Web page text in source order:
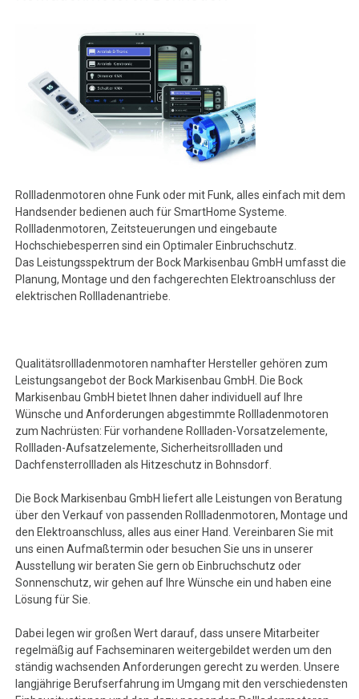
Rollladenmotoren ohne Funk oder mit Funk, alles einfach mit dem
Handsender bedienen auch für SmartHome Systeme.
Rollladenmotoren, Zeitsteuerungen und eingebaute
Hochschiebesperren sind ein Optimaler Einbruchschutz.
Das Leistungsspektrum der Bock Markisenbau GmbH umfasst die
Planung, Montage und den fachgerechten Elektroanschluss der
elektrischen Rollladenantriebe.
Qualitätsrollladenmotoren namhafter Hersteller gehören zum
Leistungsangebot der Bock Markisenbau GmbH. Die Bock
Markisenbau GmbH bietet Ihnen daher individuell auf Ihre
Wünsche und Anforderungen abgestimmte Rollladenmotoren
zum Nachrüsten: Für vorhandene Rollladen-Vorsatzelemente,
Rollladen-Aufsatzelemente, Sicherheitsrollladen und
Dachfensterrollladen als Hitzeschutz in Bohnsdorf.
Die Bock Markisenbau GmbH liefert alle Leistungen von Beratung
über den Verkauf von passenden Rollladenmotoren, Montage und
den Elektroanschluss, alles aus einer Hand. Vereinbaren Sie mit
uns einen Aufmaßtermin oder besuchen Sie uns in unserer
Ausstellung wir beraten Sie gern ob Einbruchschutz oder
Sonnenschutz, wir gehen auf Ihre Wünsche ein und haben eine
Lösung für Sie.
Dabei legen wir großen Wert darauf, dass unsere Mitarbeiter
regelmäßig auf Fachseminaren weitergebildet werden um den
ständig wachsenden Anforderungen gerecht zu werden. Unsere
langjährige Berufserfahrung im Umgang mit den verschiedensten